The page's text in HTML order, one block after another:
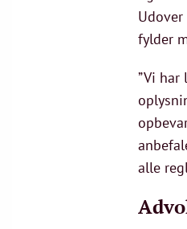
fylder
”Vi
alle